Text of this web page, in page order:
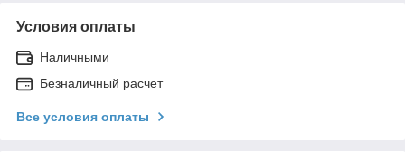
Условия оплаты
Наличными
Безналичный расчет
Все условия оплаты